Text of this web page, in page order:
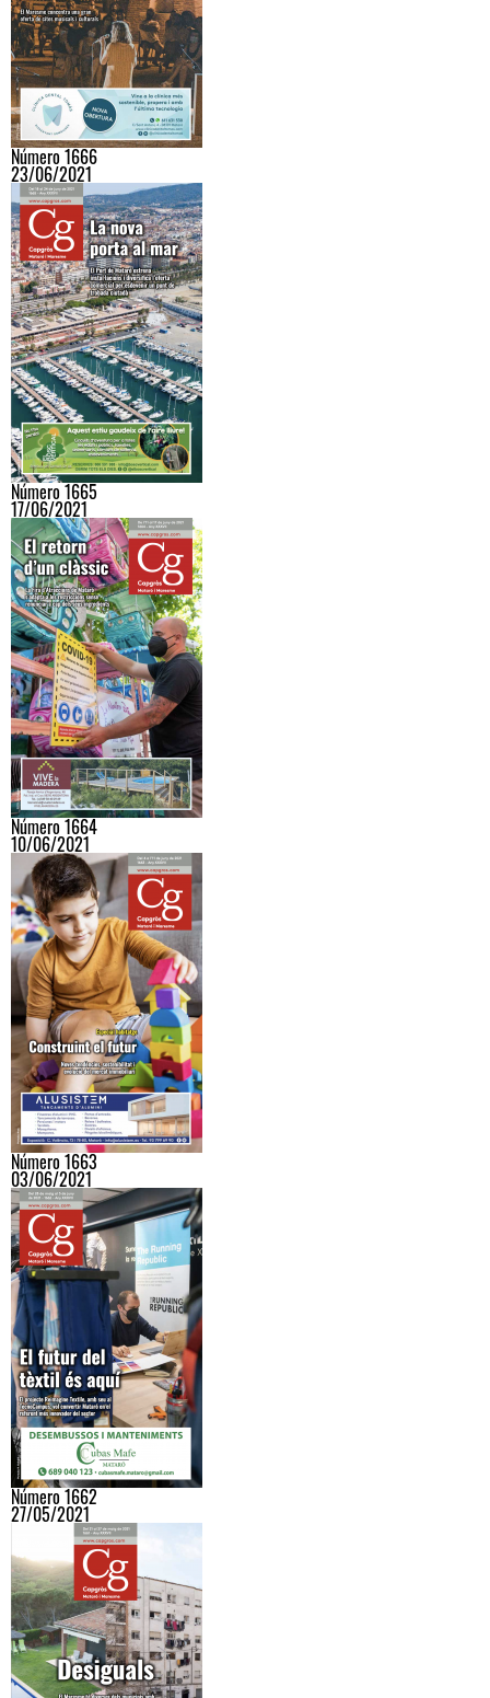
Número 1666
23/06/2021
Número 1665
17/06/2021
Número 1664
10/06/2021
Número 1663
03/06/2021
Número 1662
27/05/2021